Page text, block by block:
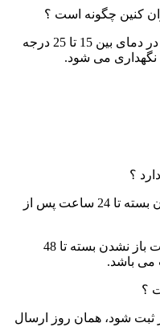
کنین چگونه است ؟
کلیه محصولات، داخل انبار ایران کنین در دمای بین 15 تا 25 درجه
؟
کلیه غذاهای خشک در صورت باز نشدن بسته تا 24 ساعت پس از
محصولات کنسروی و پوچ نیز در صورت باز نشدن بسته تا 48
می باشد.
؟
که از بامداد تا 14 ظهر ثبت شود، همان روز ارسال